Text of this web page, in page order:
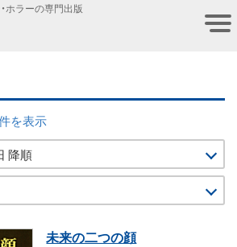
ホラーの専門出版
を表示
未来の二つの顔